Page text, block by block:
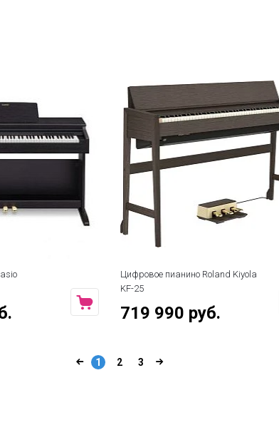
Цифровое пианино Roland Kiyola
KF-25
719 990 руб.
1 2 3